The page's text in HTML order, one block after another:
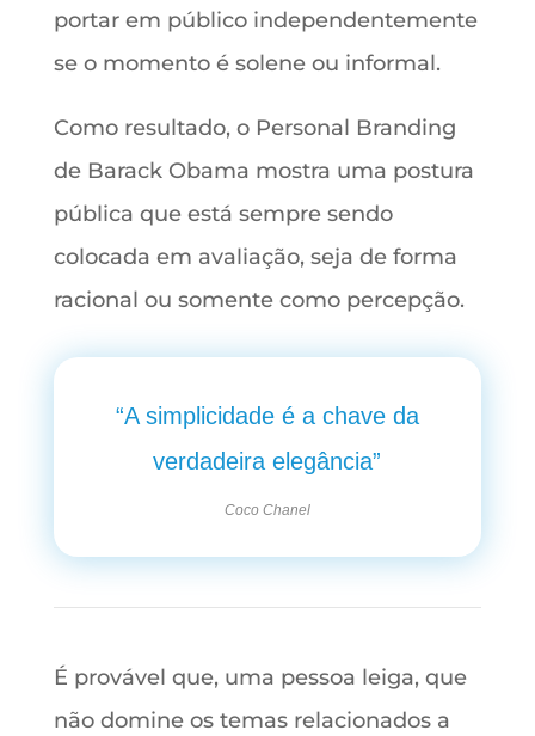
portar em público independentemente
se o momento é solene ou informal.
Como resultado, o Personal Branding
de Barack Obama mostra uma postura
pública que está sempre sendo
colocada em avaliação, seja de forma
racional ou somente como percepção.
“A simplicidade é a chave da
verdadeira elegância”
Coco Chanel
É provável que, uma pessoa leiga, que
não domine os temas relacionados a